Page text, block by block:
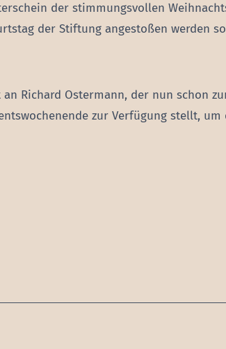
der stimmungsvollen
der Stiftung angestoßen werden
an Richard Ostermann, der nun schon
zur Verfügung stellt,